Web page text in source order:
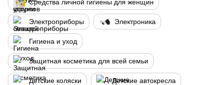
Средства личной гигиены для женщин
Электроприборы Электроника
Гигиена и уход
Защитная косметика для всей семьи
Детские коляски Детские автокресла